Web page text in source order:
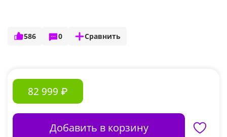
586 0 Сравнить
82 999 ₽
Добавить в корзину